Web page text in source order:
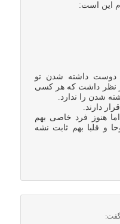
دوست داشته شدن تو
نظر داشت که هر کسی
شدن را ندارد.
دارند.
هنوز فرد خاصی بهم
و قلبا بهم ثابت نشه